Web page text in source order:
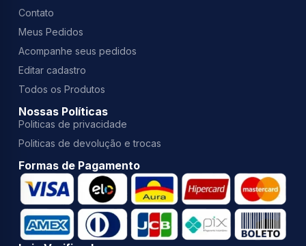
Contato
Meus Pedidos
Acompanhe seus pedidos
Editar cadastro
Todos os Produtos
Nossas Políticas
Politicas de privacidade
Politicas de devolução e trocas
Formas de Pagamento